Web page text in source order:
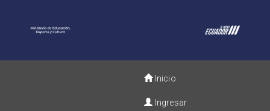
Inicio
Ingresar